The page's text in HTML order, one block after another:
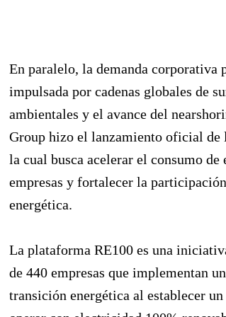
En paralelo, la demanda corporativa
impulsada por cadenas globales de
ambientales y el avance del
Group hizo el lanzamiento oficial
la cual busca acelerar el consumo
empresas y fortalecer la
energética.
La plataforma RE100 es una
de 440 empresas que implementan
transición energética al establecer